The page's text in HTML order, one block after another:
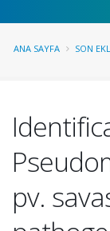
ANA SAYFA SON
pv.